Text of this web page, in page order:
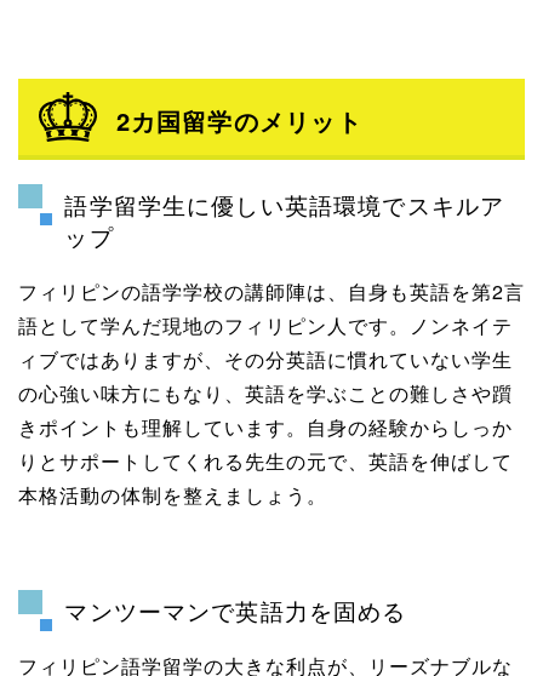
2カ国留学のメリット
語学留学生に優しい英語環境でスキルア
ップ
フィリピンの語学学校の講師陣は、自身も英語を第2言
語として学んだ現地のフィリピン人です。ノンネイテ
ィブではありますが、その分英語に慣れていない学生
の心強い味方にもなり、英語を学ぶことの難しさや躓
きポイントも理解しています。自身の経験からしっか
りとサポートしてくれる先生の元で、英語を伸ばして
本格活動の体制を整えましょう。
マンツーマンで英語力を固める
フィリピン語学留学の大きな利点が、リーズナブルな